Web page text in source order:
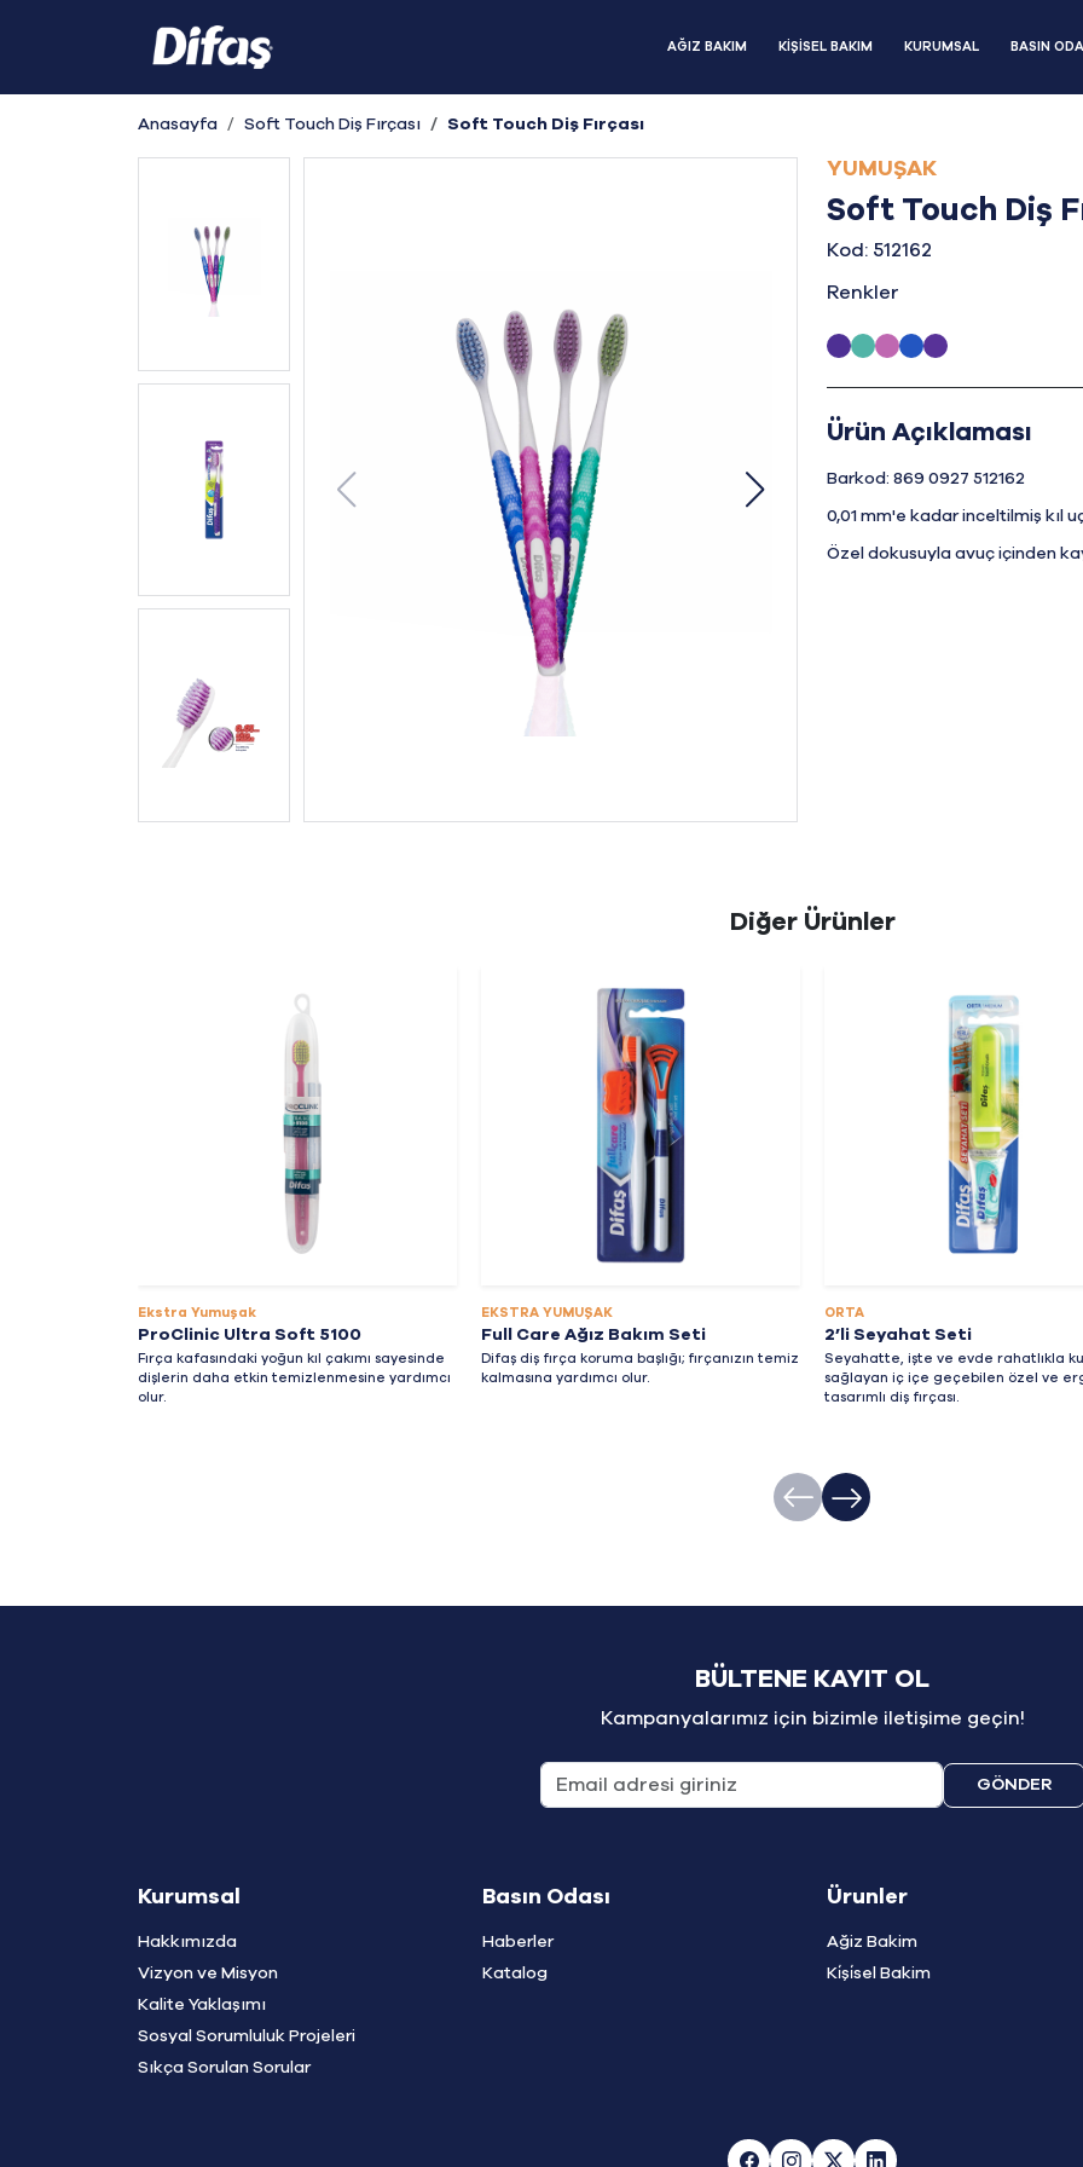
AĞIZ BAKIM KİŞİSEL BAKIM KURUMSAL BASIN
Anasayfa Soft Touch Diş Fırçası Soft Touch Diş Fırçası
YUMUŞAK
Soft Touch Diş
Kod: 512162
Renkler
Ürün Açıklaması
Barkod: 869 0927 512162
0,01 mm'e kadar inceltilmiş kıl
Özel dokusuyla avuç içinden
Diğer Ürünler
Ekstra Yumuşak
ProClinic Ultra Soft 5100
Fırça kafasındaki yoğun kıl çakımı sayesinde
dişlerin daha etkin temizlenmesine yardımcı
olur.
EKSTRA YUMUŞAK
Full Care Ağız Bakım Seti
Difaş diş fırça koruma başlığı; fırçanızın temiz
kalmasına yardımcı olur.
ORTA
2’li Seyahat Seti
Seyahatte, işte ve evde rahatlıkla
sağlayan iç içe geçebilen özel ve
tasarımlı diş fırçası.
BÜLTENE KAYIT OL
Kampanyalarımız için bizimle iletişime geçin!
GÖNDER
Kurumsal
Hakkımızda
Vizyon ve Misyon
Kalite Yaklaşımı
Sosyal Sorumluluk Projeleri
Sıkça Sorulan Sorular
Basın Odası
Haberler
Katalog
Ürunler
Ağiz Bakim
Ki̇şi̇sel Bakim